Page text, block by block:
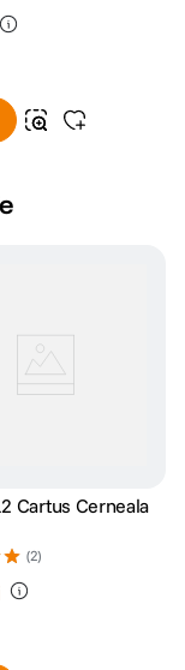
Cartus Cerneala
L11160/L65
M1514 127ml
(2)